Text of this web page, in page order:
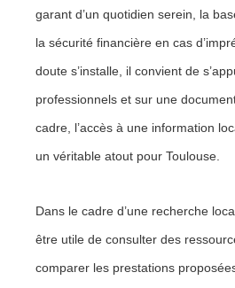
garant d’un quotidien serein, la
la sécurité financière en cas
doute s’installe, il convient de
professionnels et sur une
cadre, l’accès à une information
un véritable atout pour Toulouse.
Dans le cadre d’une recherche
être utile de consulter des
comparer les prestations